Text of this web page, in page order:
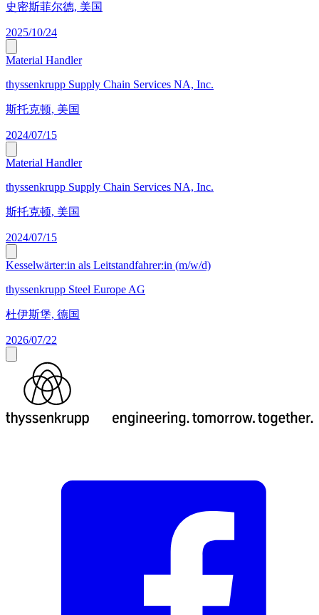
史密斯菲尔德, 美国
2025/10/24
Material Handler
thyssenkrupp Supply Chain Services NA, Inc.
斯托克顿, 美国
2024/07/15
Material Handler
thyssenkrupp Supply Chain Services NA, Inc.
斯托克顿, 美国
2024/07/15
Kesselwärter:in als Leitstandfahrer:in (m/w/d)
thyssenkrupp Steel Europe AG
杜伊斯堡, 德国
2026/07/22